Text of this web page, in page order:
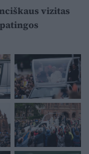
vizitas